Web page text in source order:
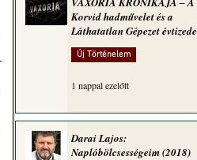
Korvid hadművelet és a
Láthatatlan Gépezet évtizede
Új Történelem
1 nappal ezelőtt
Darai Lajos:
Naplóbölcsességeim (2018)